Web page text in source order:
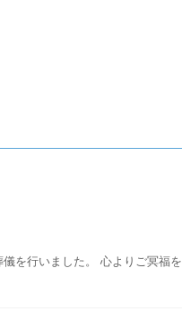
を行いました。 心よりご冥福を